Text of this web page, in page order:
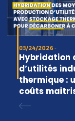
03/24/2026
Hybridation
d’utilités
thermique :
coûts